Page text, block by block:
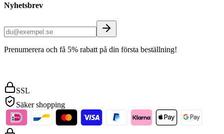
Nyhetsbrev
Prenumerera och få 5% rabatt på din första beställning!
SSL
Säker shopping